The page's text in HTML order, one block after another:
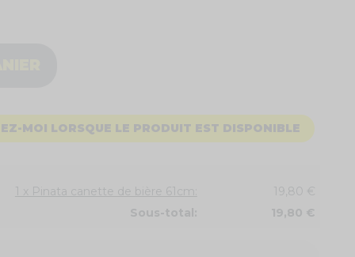
MOI LORSQUE LE PRODUIT EST DISPONIBLE
1 x Pinata canette de bière 61cm:
19,80 €
Sous-total:
19,80 €